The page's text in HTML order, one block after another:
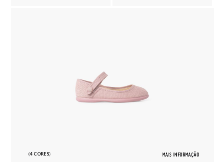
(4 CORES) MAIS INFORMAÇÃO